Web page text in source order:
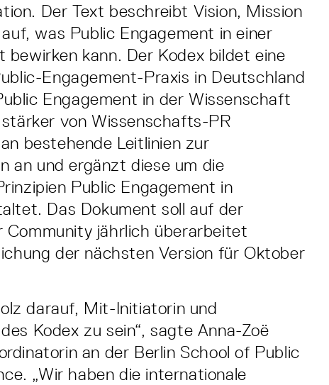
Der Text beschreibt Vision, Mission
was Public Engagement in einer
kann. Der Kodex bildet eine
Engagement-Praxis in Deutschland
Engagement in der Wissenschaft
von Wissenschafts-PR
bestehende Leitlinien zur
an und ergänzt diese um die
Public Engagement in
Das Dokument soll auf der
Community jährlich überarbeitet
der nächsten Version für Oktober
darauf, Mit-Initiatorin und
Kodex zu sein“, sagte Anna-Zoë
an der Berlin School of Public
„Wir haben die internationale